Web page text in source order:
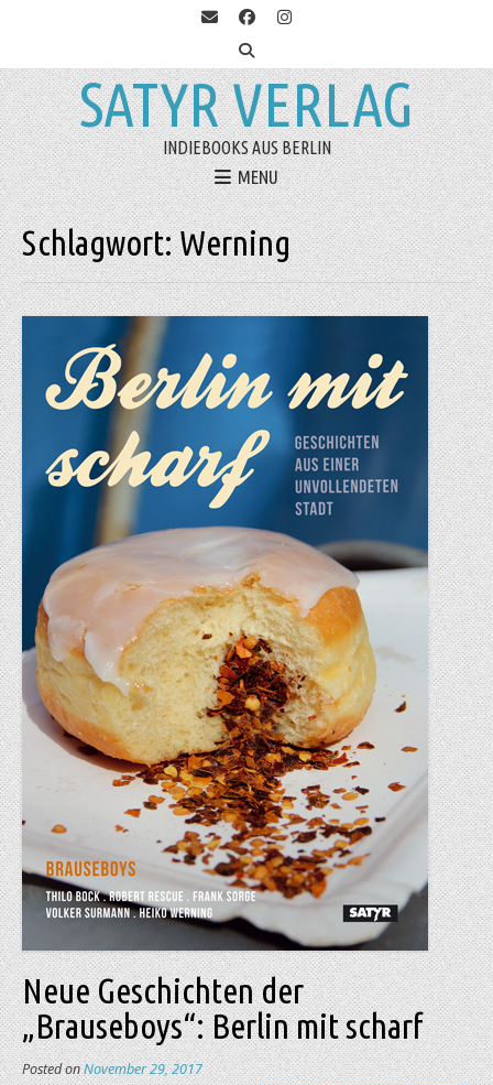
SATYR VERLAG
INDIEBOOKS AUS BERLIN
MENU
Schlagwort:Werning
Neue Geschichten der
„Brauseboys“: Berlin mit scharf
Posted onNovember 29, 2017